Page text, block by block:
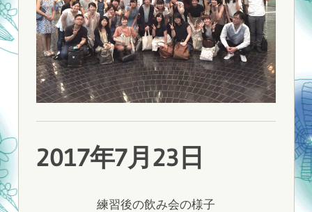
2017年7月23日
練習後の飲み会の様子